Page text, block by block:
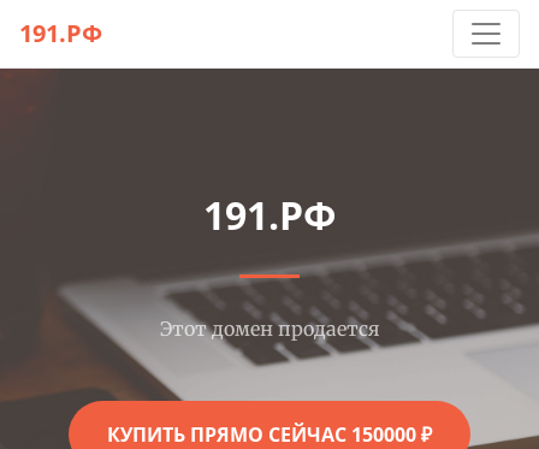
191.РФ
191.РФ
Этот домен продается
КУПИТЬ ПРЯМО СЕЙЧАС 150000 ₽